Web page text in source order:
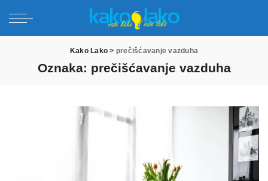
Kako Lako > prečišćavanje vazduha
Oznaka: prečišćavanje vazduha